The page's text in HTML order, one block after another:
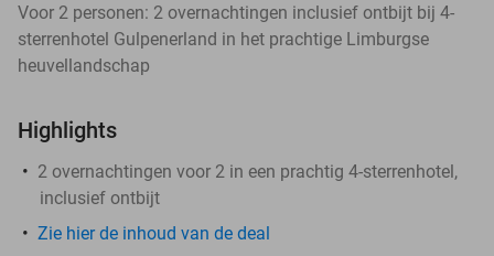
Voor 2 personen: 2 overnachtingen inclusief ontbijt bij 4-
sterrenhotel Gulpenerland in het prachtige Limburgse
heuvellandschap
Highlights
2 overnachtingen voor 2 in een prachtig 4-sterrenhotel,
inclusief ontbijt
Zie hier de inhoud van de deal